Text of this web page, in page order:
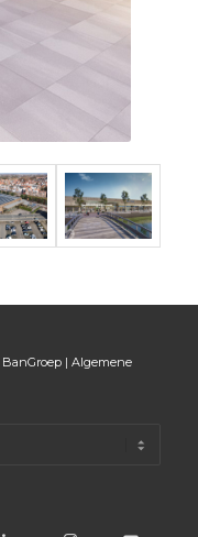
BanGroep| Algemene